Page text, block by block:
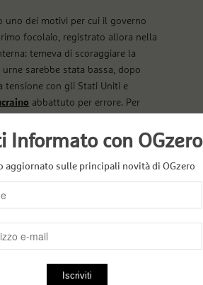
uno dei motivi per cui il governo
focolaio, registrato allora nella
temeva di scoraggiare la
sarebbe stata bassa, dopo
tensione con gli Stati Uniti e
abbattuto per errore. Per
la nuova legislatura, dominata
della Repubblica Islamica:
elezioni parlamentari
2017 alle urne si era recato il 73
il presidente Rohani in un
sul piano sanitario bisogna
Informato con OGzero
aggiornato sulle principali novità di OGzero